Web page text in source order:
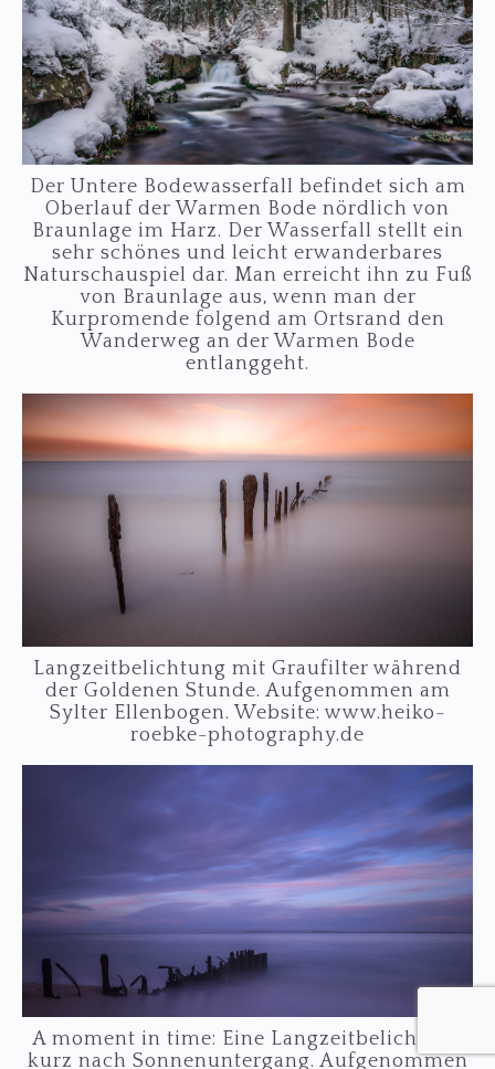
Der Untere Bodewasserfall befindet sich am
Oberlauf der Warmen Bode nördlich von
Braunlage im Harz. Der Wasserfall stellt ein
sehr schönes und leicht erwanderbares
Naturschauspiel dar. Man erreicht ihn zu Fuß
von Braunlage aus, wenn man der
Kurpromende folgend am Ortsrand den
Wanderweg an der Warmen Bode
entlanggeht.
Langzeitbelichtung mit Graufilter während
der Goldenen Stunde. Aufgenommen am
Sylter Ellenbogen. Website: www.heiko-
roebke-photography.de
A moment in time: Eine Langzeitbelichtung
kurz nach Sonnenuntergang. Aufgenommen